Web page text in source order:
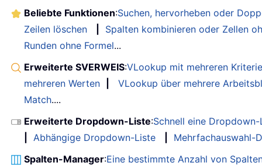
Beliebte Funktionen:Suchen, hervorheben oder
Zeilen löschen
Spalten kombinieren oder Zellen
Runden ohne Formel...
Erweiterte SVERWEIS:VLookup mit mehreren
mehreren Werten
VLookup über mehrere
Match....
Erweiterte Dropdown-Liste:Schnell eine
Abhängige Dropdown-Liste
Mehrfachauswahl-
Spalten-Manager:Eine bestimmte Anzahl von